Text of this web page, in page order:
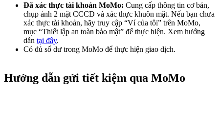
Đã xác thực tài khoản MoMo: Cung cấp thông tin cơ bản,
chụp ảnh 2 mặt CCCD và xác thực khuôn mặt. Nếu bạn chưa
xác thực tài khoản, hãy truy cập “Ví của tôi” trên MoMo,
mục “Thiết lập an toàn bảo mật” để thực hiện. Xem hướng
dẫn tại đây.
Có đủ số dư trong MoMo để thực hiện giao dịch.
Hướng dẫn gửi tiết kiệm qua MoMo